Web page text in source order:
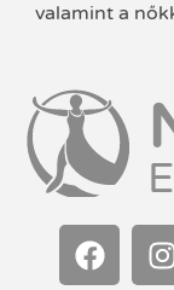
valamint a